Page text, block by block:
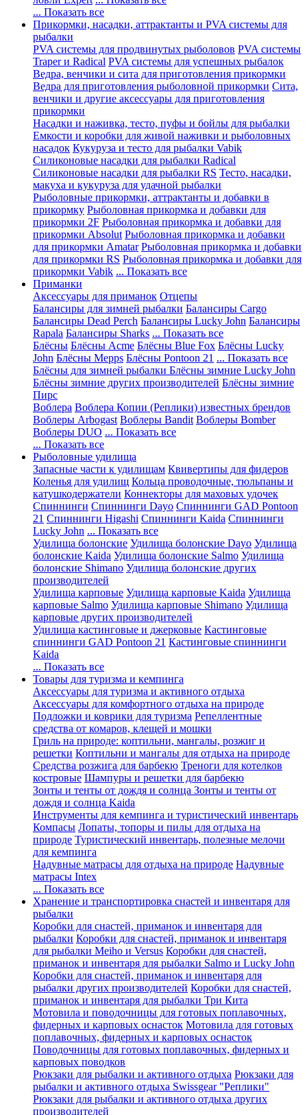
... Показать все
Прикормки, насадки, аттрактанты и PVA системы для
рыбалки
PVA системы для продвинутых рыболовов PVA системы
Traper и Radical PVA системы для успешных рыбалок
Ведра, венчики и сита для приготовления прикормки
Ведра для приготовления рыболовной прикормки Сита,
венчики и другие аксессуары для приготовления
прикормки
Насадки и наживка, тесто, пуфы и бойлы для рыбалки
Емкости и коробки для живой наживки и рыболовных
насадок Кукуруза и тесто для рыбалки Vabik
Силиконовые насадки для рыбалки Radical
Силиконовые насадки для рыбалки RS Тесто, насадки,
макуха и кукуруза для удачной рыбалки
Рыболовные прикормки, аттрактанты и добавки в
прикормку Рыболовная прикормка и добавки для
прикормки 2F Рыболовная прикормка и добавки для
прикормки Absolut Рыболовная прикормка и добавки
для прикормки Amatar Рыболовная прикормка и добавки
для прикормки RS Рыболовная прикормка и добавки для
прикормки Vabik ... Показать все
Приманки
Аксессуары для приманок Отцепы
Балансиры для зимней рыбалки Балансиры Cargo
Балансиры Dead Perch Балансиры Lucky John Балансиры
Rapala Балансиры Sharks ... Показать все
Блёсны Блёсны Acme Блёсны Blue Fox Блёсны Lucky
John Блёсны Mepps Блёсны Pontoon 21 ... Показать все
Блёсны для зимней рыбалки Блёсны зимние Lucky John
Блёсны зимние других производителей Блёсны зимние
Пирс
Воблера Воблера Копии (Реплики) известных брендов
Воблеры Arbogast Воблеры Bandit Воблеры Bomber
Воблеры DUO ... Показать все
... Показать все
Рыболовные удилища
Запасные части к удилищам Квивертипы для фидеров
Коленья для удилищ Кольца проводочные, тюльпаны и
катушкодержатели Коннекторы для маховых удочек
Спиннинги Спиннинги Dayo Спиннинги GAD Pontoon
21 Спиннинги Higashi Спиннинги Kaida Спиннинги
Lucky John ... Показать все
Удилища болонские Удилища болонские Dayo Удилища
болонские Kaida Удилища болонские Salmo Удилища
болонские Shimano Удилища болонские других
производителей
Удилища карповые Удилища карповые Kaida Удилища
карповые Salmo Удилища карповые Shimano Удилища
карповые других производителей
Удилища кастинговые и джерковые Кастинговые
спиннинги GAD Pontoon 21 Кастинговые спиннинги
Kaida
... Показать все
Товары для туризма и кемпинга
Аксессуары для туризма и активного отдыха
Аксессуары для комфортного отдыха на природе
Подложки и коврики для туризма Репеллентные
средства от комаров, клещей и мошки
Гриль на природе: коптильни, мангалы, розжиг и
решетки Коптильни и мангалы для отдыха на природе
Средства розжига для барбекю Треноги для котелков
костровые Шампуры и решетки для барбекю
Зонты и тенты от дождя и солнца Зонты и тенты от
дождя и солнца Kaida
Инструменты для кемпинга и туристический инвентарь
Компасы Лопаты, топоры и пилы для отдыха на
природе Туристический инвентарь, полезные мелочи
для кемпинга
Надувные матрасы для отдыха на природе Надувные
матрасы Intex
... Показать все
Хранение и транспортировка снастей и инвентаря для
рыбалки
Коробки для снастей, приманок и инвентаря для
рыбалки Коробки для снастей, приманок и инвентаря
для рыбалки Meiho и Versus Коробки для снастей,
приманок и инвентаря для рыбалки Salmo и Lucky John
Коробки для снастей, приманок и инвентаря для
рыбалки других производителей Коробки для снастей,
приманок и инвентаря для рыбалки Три Кита
Мотовила и поводочницы для готовых поплавочных,
фидерных и карповых оснасток Мотовила для готовых
поплавочных, фидерных и карповых оснасток
Поводочницы для готовых поплавочных, фидерных и
карповых поводков
Рюкзаки для рыбалки и активного отдыха Рюкзаки для
рыбалки и активного отдыха Swissgear "Реплики"
Рюкзаки для рыбалки и активного отдыха других
производителей